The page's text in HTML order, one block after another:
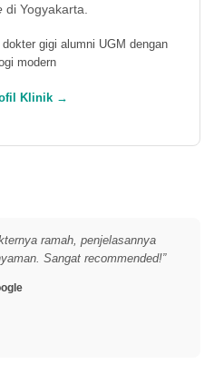
di Yogyakarta.
gigi alumni UGM dengan
modern
Klinik →
ramah, penjelasannya
Sangat recommended!”